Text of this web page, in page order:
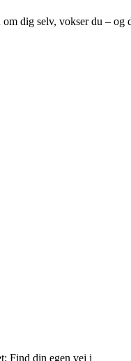
dig selv, vokser du – og
Find din egen vej i